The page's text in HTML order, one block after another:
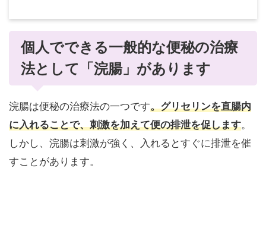
個人でできる一般的な便秘の治療
法として「浣腸」があります
浣腸は便秘の治療法の一つです。グリセリンを直腸内
に入れることで、刺激を加えて便の排泄を促します。
しかし、浣腸は刺激が強く、入れるとすぐに排泄を催
すことがあります。